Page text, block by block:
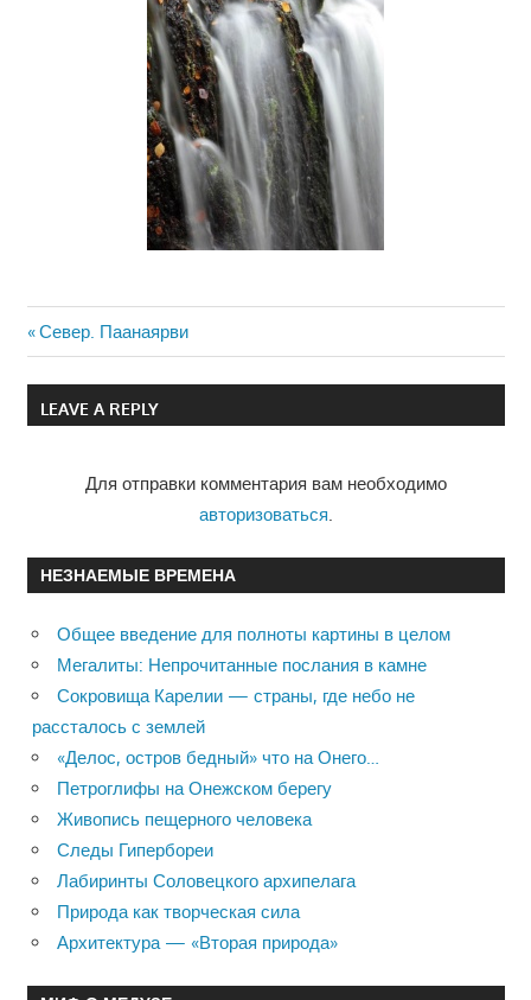
Навигация
по
Previous
Post:
Север. Паанаярви
LEAVE A REPLY
Для отправки комментария вам необходимо
авторизоваться.
НЕЗНАЕМЫЕ ВРЕМЕНА
Общее введение для полноты картины в целом
Мегалиты: Непрочитанные послания в камне
Сокровища Карелии — страны, где небо не
рассталось с землей
«Делос, остров бедный» что на Онего…
Петроглифы на Онежском берегу
Живопись пещерного человека
Следы Гипербореи
Лабиринты Соловецкого архипелага
Природа как творческая сила
Архитектура — «Вторая природа»